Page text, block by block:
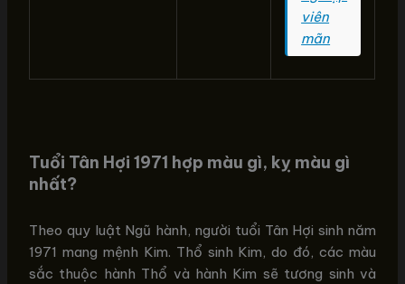
viên
mãn
Tuổi Tân Hợi 1971 hợp màu gì, kỵ màu gì
nhất?
Theo quy luật Ngũ hành, người tuổi Tân Hợi sinh năm
1971 mang mệnh Kim. Thổ sinh Kim, do đó, các màu
sắc thuộc hành Thổ và hành Kim sẽ tương sinh và